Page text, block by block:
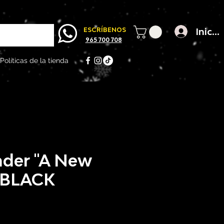
Políticas de la tienda
965 700 708
ESCRÍBENOS
"A New